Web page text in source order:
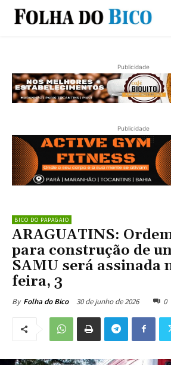
Publicidade
Publicidade
BICO DO PAPAGAIO
ARAGUATINS:
para construção de
SAMU será assinada
feira, 3
By Folha do Bico 30 de junho de 2026 0